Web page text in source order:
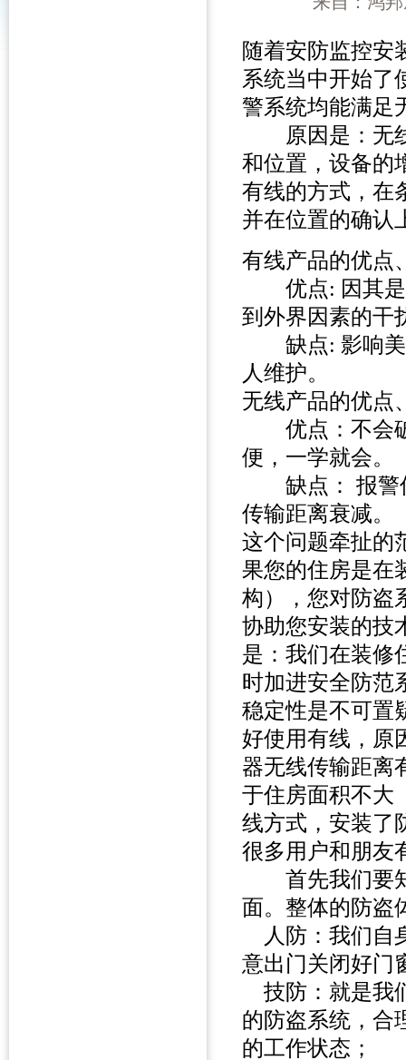
随着安防监控安
系统当中开始了
警系统均能满
原因是：无线
和位置，设备的
有线的方式，在
并在位置的确认
有线产品的优点
优点: 因其是
到外界因素的干
缺点: 影响美
人维护。
无线产品的优点
优点：不会破
便，一学就会。
缺点： 报警信
传输距离衰减。
这个问题牵扯的
果您的住房是在
构），您对防盗
协助您安装的技
是：我们在装修
时加进安全防范
稳定性是不可置
好使用有线，原
器无线传输距离
于住房面积不大
线方式，安装了
很多用户和朋友
首先我们要知
面。整体的防盗
人防：我们自
意出门关闭好门
技防：就是我
的防盗系统，合
的工作状态；